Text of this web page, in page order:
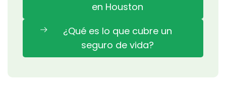
en Houston
¿Qué es lo que cubre un
seguro de vida?